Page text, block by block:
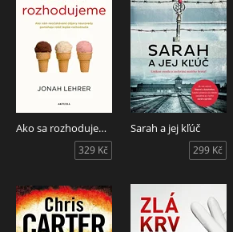
Ako sa rozhodujeme
329 Kč
Sarah a jej kľúč
299 Kč